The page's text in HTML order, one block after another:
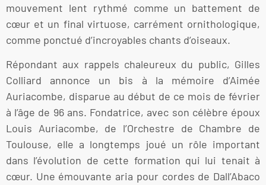
mouvement lent rythmé comme un battement de
cœur et un final virtuose, carrément ornithologique,
comme ponctué d’incroyables chants d’oiseaux.
Répondant aux rappels chaleureux du public, Gilles
Colliard annonce un bis à la mémoire d’Aimée
Auriacombe, disparue au début de ce mois de février
à l’âge de 96 ans. Fondatrice, avec son célèbre époux
Louis Auriacombe, de l’Orchestre de Chambre de
Toulouse, elle a longtemps joué un rôle important
dans l’évolution de cette formation qui lui tenait à
cœur. Une émouvante aria pour cordes de Dall’Abaco